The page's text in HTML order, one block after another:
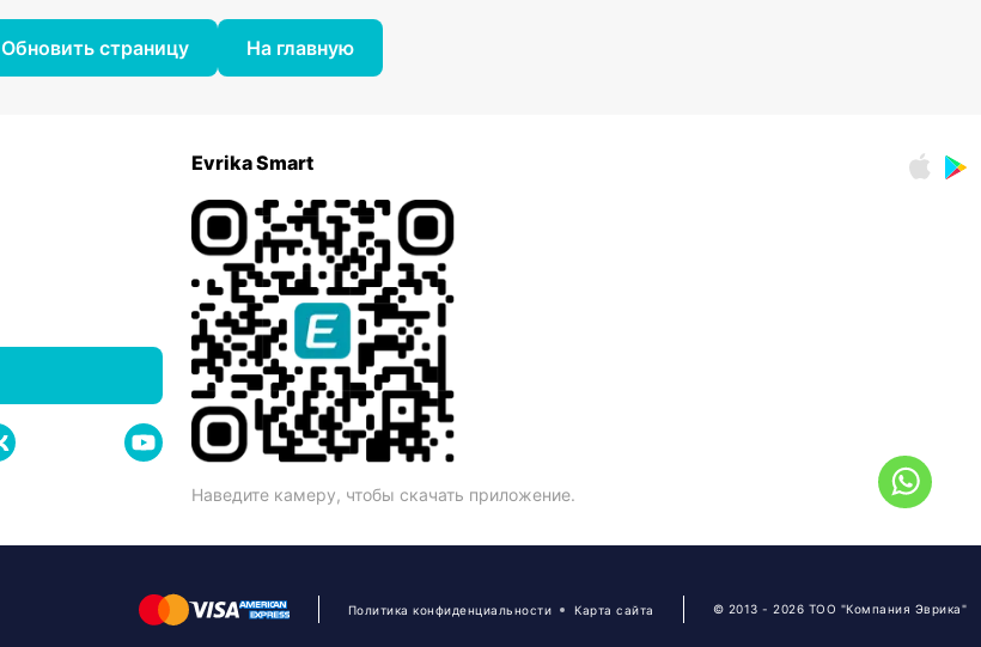
Обновить страницу На главную
Evrika Smart
Наведите камеру, чтобы скачать приложение.
Политика конфиденциальности Карта сайта © 2013 - 2026 ТОО "Компания Эврика"